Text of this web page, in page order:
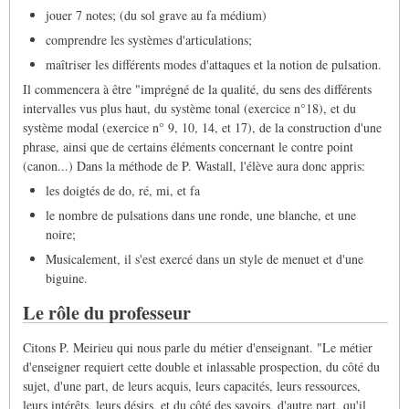
jouer 7 notes; (du sol grave au fa médium)
comprendre les systèmes d'articulations;
maîtriser les différents modes d'attaques et la notion de pulsation.
Il commencera à être "imprégné de la qualité, du sens des différents
intervalles vus plus haut, du système tonal (exercice n°18), et du
système modal (exercice n° 9, 10, 14, et 17), de la construction d'une
phrase, ainsi que de certains éléments concernant le contre point
(canon...) Dans la méthode de P. Wastall, l'élève aura donc appris:
les doigtés de do, ré, mi, et fa
le nombre de pulsations dans une ronde, une blanche, et une
noire;
Musicalement, il s'est exercé dans un style de menuet et d'une
biguine.
Le rôle du professeur
Citons P. Meirieu qui nous parle du métier d'enseignant. "Le métier
d'enseigner requiert cette double et inlassable prospection, du côté du
sujet, d'une part, de leurs acquis, leurs capacités, leurs ressources,
leurs intérêts, leurs désirs, et du côté des savoirs, d'autre part, qu'il